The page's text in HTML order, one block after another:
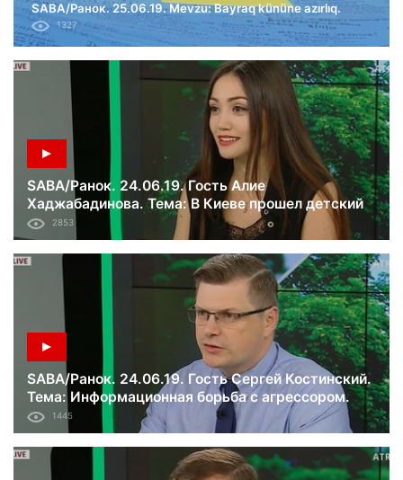
SABA/Ранок. 25.06.19. Mevzu: Bayraq kününe azırlıq.
1327
SABA/Ранок. 24.06.19. Гость Алие
Хаджабадинова. Тема: В Киеве прошел детский
крымскотатарский фестиваль «Tatlı ses».
2853
SABA/Ранок. 24.06.19. Гость Сергей Костинский.
Тема: Информационная борьба с агрессором.
Вещание на Крым.
1445